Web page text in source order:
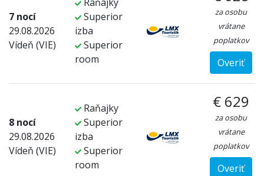
7 nocí
29.08.2026
Vídeň (VIE)
Superior
izba
Superior
room
za osobu
vrátane
poplatkov
Overiť
8 nocí
29.08.2026
Vídeň (VIE)
Raňajky
Superior
izba
Superior
room
€ 629
za osobu
vrátane
poplatkov
Overiť